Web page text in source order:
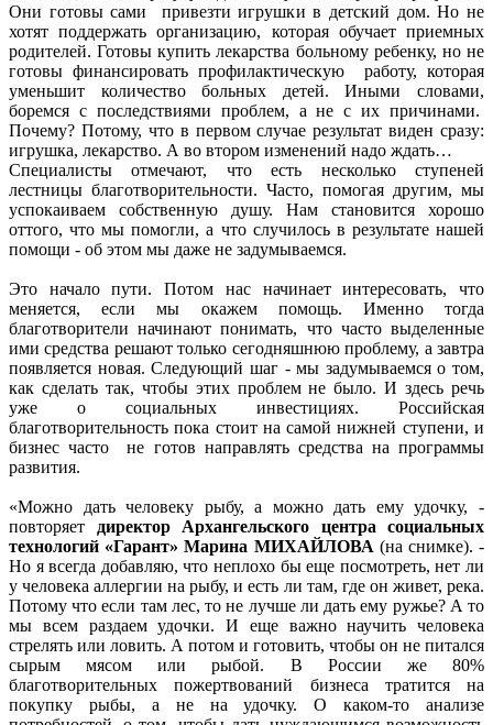
Они готовы сами привезти игрушки в детский дом. Но не
хотят поддержать организацию, которая обучает приемных
родителей. Готовы купить лекарства больному ребенку, но не
готовы финансировать профилактическую работу, которая
уменьшит количество больных детей. Иными словами,
боремся с последствиями проблем, а не с их причинами.
Почему? Потому, что в первом случае результат виден сразу:
игрушка, лекарство. А во втором изменений надо ждать…
Специалисты отмечают, что есть несколько ступеней
лестницы благотворительности. Часто, помогая другим, мы
успокаиваем собственную душу. Нам становится хорошо
оттого, что мы помогли, а что случилось в результате нашей
помощи - об этом мы даже не задумываемся.
Это начало пути. Потом нас начинает интересовать, что
меняется, если мы окажем помощь. Именно тогда
благотворители начинают понимать, что часто выделенные
ими средства решают только сегодняшнюю проблему, а завтра
появляется новая. Следующий шаг - мы задумываемся о том,
как сделать так, чтобы этих проблем не было. И здесь речь
уже о социальных инвестициях. Российская
благотворительность пока стоит на самой нижней ступени, и
бизнес часто не готов направлять средства на программы
развития.
«Можно дать человеку рыбу, а можно дать ему удочку, -
повторяет директор Архангельского центра социальных
технологий «Гарант» Марина МИХАЙЛОВА (на снимке). -
Но я всегда добавляю, что неплохо бы еще посмотреть, нет ли
у человека аллергии на рыбу, и есть ли там, где он живет, река.
Потому что если там лес, то не лучше ли дать ему ружье? А то
мы всем раздаем удочки. И еще важно научить человека
стрелять или ловить. А потом и готовить, чтобы он не питался
сырым мясом или рыбой. В России же 80%
благотворительных пожертвований бизнеса тратится на
покупку рыбы, а не на удочку. О каком-то анализе